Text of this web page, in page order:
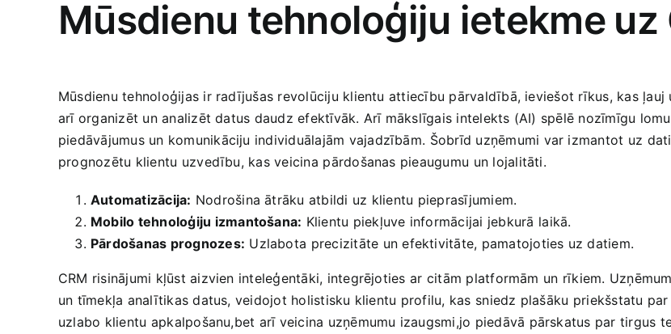
Mūsdienu tehnoloģiju ietekme⁤ uz⁢
Mūsdienu ‌tehnoloģijas ir radījušas revolūciju klientu attiecību pārvaldībā, ieviešot rīkus, kas
arī​ organizēt un analizēt datus daudz efektīvāk. Arī mākslīgais intelekts (AI) spēlē nozīmīgu
piedāvājumus un komunikāciju‍ individuālajām vajadzībām. ⁤Šobrīd uzņēmumi var​ izmantot ⁤uz
‍prognozētu klientu ⁣uzvedību, kas veicina⁣ pārdošanas pieaugumu⁢ un lojalitāti.
Automatizācija: Nodrošina ātrāku atbildi uz klientu ⁤pieprasījumiem.
Mobilo tehnoloģiju izmantošana: Klientu piekļuve informācijai jebkurā ⁣laikā.
Pārdošanas prognozes: Uzlabota⁣ precizitāte un efektivitāte,‍ pamatojoties uz datiem.
CRM ‍risinājumi kļūst aizvien inteleģentāki, integrējoties ar⁤ citām platformām⁣ un rīkiem.
un‍ tīmekļa analītikas datus, ​veidojot holistisku klientu profilu, kas ⁣sniedz plašāku ⁣priekšstatu
uzlabo​ klientu ⁣apkalpošanu,bet ‍arī veicina uzņēmumu izaugsmi,jo piedāvā pārskatus ‌par tirgus